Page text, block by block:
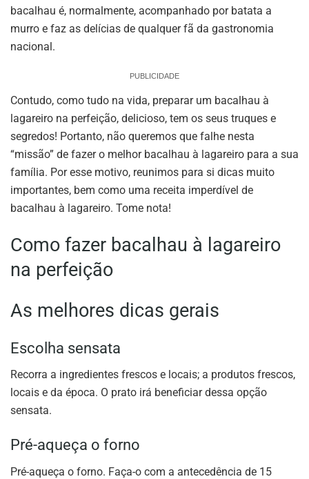
bacalhau é, normalmente, acompanhado por batata a
murro e faz as delícias de qualquer fã da gastronomia
nacional.
PUBLICIDADE
Contudo, como tudo na vida, preparar um bacalhau à
lagareiro na perfeição, delicioso, tem os seus truques e
segredos! Portanto, não queremos que falhe nesta
“missão” de fazer o melhor bacalhau à lagareiro para a sua
família. Por esse motivo, reunimos para si dicas muito
importantes, bem como uma receita imperdível de
bacalhau à lagareiro. Tome nota!
Como fazer bacalhau à lagareiro
na perfeição
As melhores dicas gerais
Escolha sensata
Recorra a ingredientes frescos e locais; a produtos frescos,
locais e da época. O prato irá beneficiar dessa opção
sensata.
Pré-aqueça o forno
Pré-aqueça o forno. Faça-o com a antecedência de 15